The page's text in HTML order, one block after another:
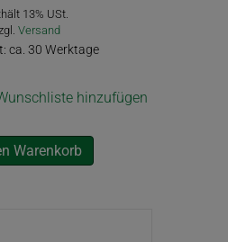
13% USt.
Versand
ca. 30 Werktage
hinzufügen
Warenkorb